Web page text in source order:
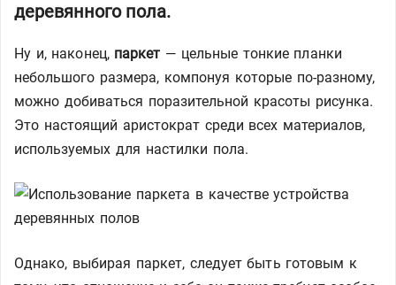
деревянного пола.
Ну и, наконец, паркет — цельные тонкие планки
небольшого размера, компонуя которые по-разному,
можно добиваться поразительной красоты рисунка.
Это настоящий аристократ среди всех материалов,
используемых для настилки пола.
Однако, выбирая паркет, следует быть готовым к